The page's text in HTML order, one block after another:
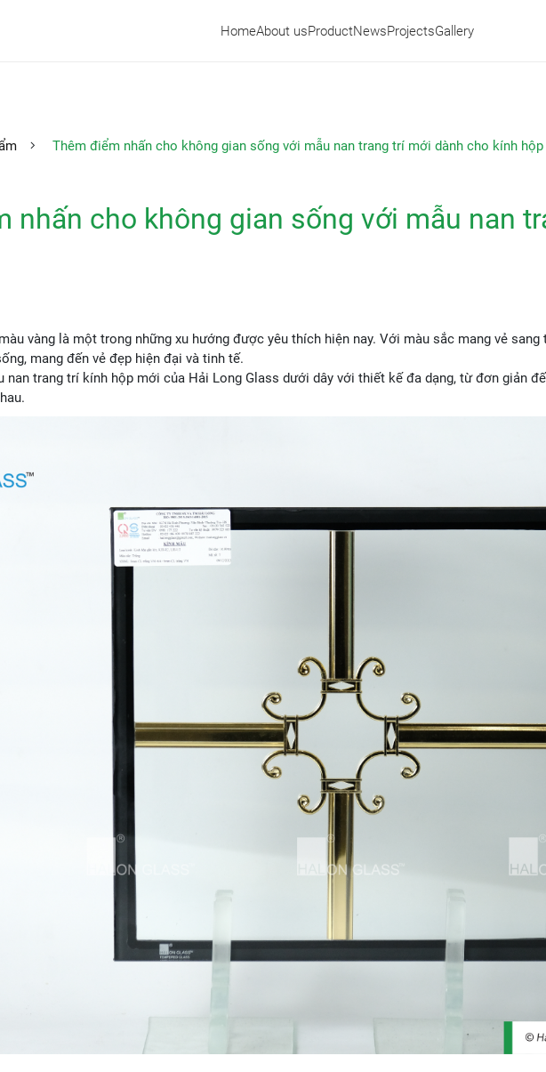
HomeAbout usProductNewsProjectsGallery
Thêm điểm nhấn cho không gian sống với mẫu nan trang trí mới dành cho kính hộp
nhấn cho không gian sống với mẫu nan
vàng là một trong những xu hướng được yêu thích hiện nay. Với màu sắc mang vẻ
mang đến vẻ đẹp hiện đại và tinh tế.
nan trang trí kính hộp mới của Hải Long Glass dưới dây với thiết kế đa dạng, từ đơn giản